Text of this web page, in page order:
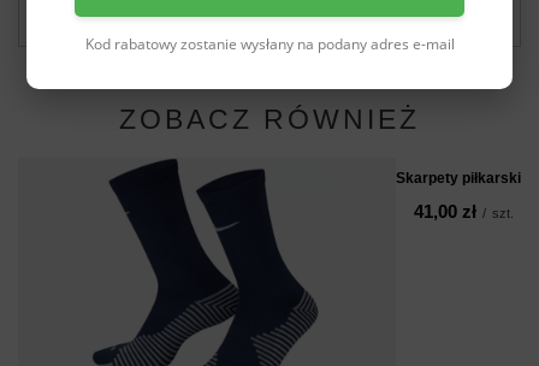
dla innych.
ZOBACZ RÓWNIEŻ
Skarpety piłkarskie
41,00 zł / szt.
Kod rabatowy zostanie wysłany na podany adres e-mail